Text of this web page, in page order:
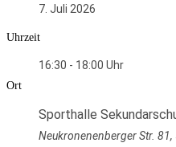
7. Juli 2026
Uhrzeit
16:30 - 18:00
Ort
Sporthalle
Neukronenenberger Str.